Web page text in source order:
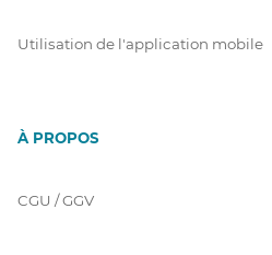
Utilisation de l'application mobile
À PROPOS
CGU / GGV